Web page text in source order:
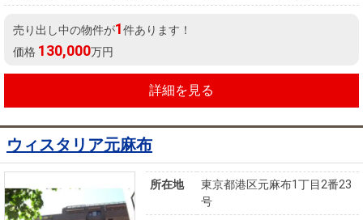
売り出し中の物件が1件あります！
価格 130,000万円
詳細を見る
ウィスタリア元麻布
所在地
東京都港区元麻布1丁目2番23
号